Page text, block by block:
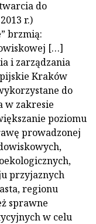
do
r.)
brzmią:
[…]
i zarządzania
Kraków
do
w zakresie
poziomu
prowadzonej
przyjaznych
regionu
sprawne
w celu